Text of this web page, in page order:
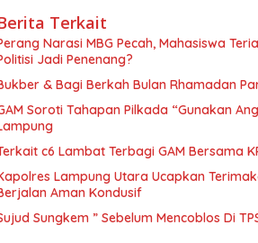
Terkait
Narasi MBG Pecah, Mahasiswa
Jadi Penenang?
& Bagi Berkah Bulan Rhamadan
Soroti Tahapan Pilkada “Gunakan
c6 Lambat Terbagi GAM Bersama
Lampung Utara Ucapkan
Aman Kondusif
Sungkem ” Sebelum Mencoblos Di